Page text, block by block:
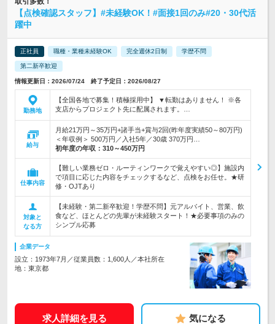
【点検確認スタッフ】#未経験OK！#面接1回のみ#20・30代活
躍中
正社員 職種・業種未経験OK 完全週休2日制 学歴不問
第二新卒歓迎
情報更新日：2026/07/24 終了予定日：2026/08/27
勤務地
【全国各地で募集！積極採用中】 ▼転勤はありません！ ※各
支店からプロジェクト先に配属されます。…
給与
月給21万円～35万円+諸手当+賞与2回(昨年度実績50～80万円)
＜年収例＞ 500万円／入社5年／30歳 370万円…
初年度の年収： 310～450万円
仕事内容
【難しい業務ゼロ・ルーティンワークで覚えやすい◎】施設内
で項目に応じた内容をチェックするなど、点検をお任せ。★研
修・OJTあり
対象と
なる方
【未経験・第二新卒歓迎！学歴不問】元アルバイト、営業、飲
食など、ほとんどの先輩が未経験スタート！★必要事項のみの
シンプル応募
企業データ
設立：1973年7月／従業員数：1,600人／本社所在
地：東京都
求人詳細を見る 気になる